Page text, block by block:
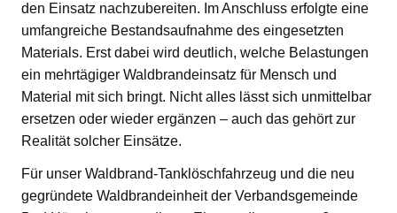
den Einsatz nachzubereiten. Im Anschluss erfolgte eine
umfangreiche Bestandsaufnahme des eingesetzten
Materials. Erst dabei wird deutlich, welche Belastungen
ein mehrtägiger Waldbrandeinsatz für Mensch und
Material mit sich bringt. Nicht alles lässt sich unmittelbar
ersetzen oder wieder ergänzen – auch das gehört zur
Realität solcher Einsätze.
Für unser Waldbrand-Tanklöschfahrzeug und die neu
gegründete Waldbrandeinheit der Verbandsgemeinde